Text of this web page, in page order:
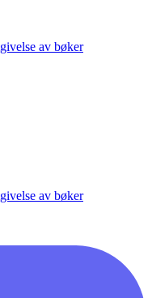
av bøker
av bøker